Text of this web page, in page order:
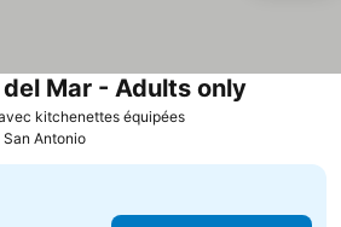
kitchenettes équipées
Mar - Adults only
San Antonio